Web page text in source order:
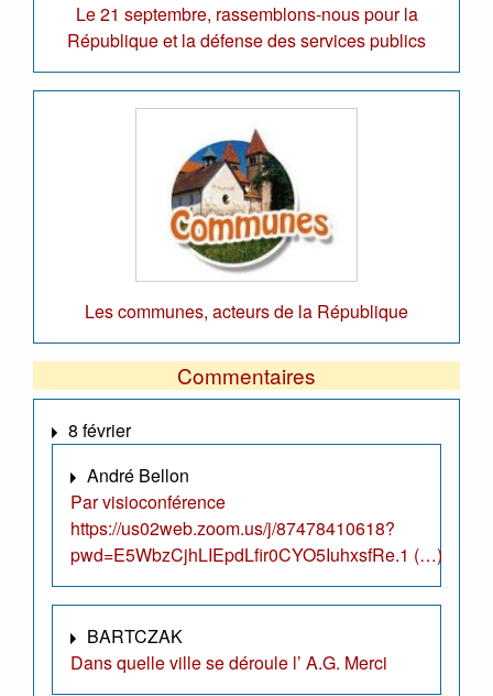
Le 21 septembre, rassemblons-nous pour la
République et la défense des services publics
Les communes, acteurs de la République
Commentaires
8 février
André Bellon
Par visioconférence
https://us02web.zoom.us/j/87478410618?
pwd=E5WbzCjhLIEpdLfir0CYO5IuhxsfRe.1 (…)
BARTCZAK
Dans quelle ville se déroule l’ A.G. Merci